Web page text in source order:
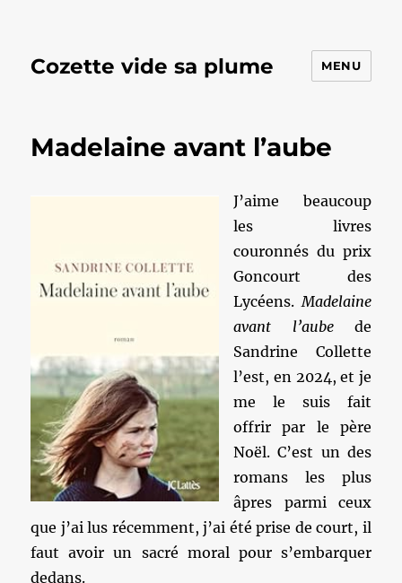
Cozette vide sa plume MENU
Madelaine avant l’aube
J’aime beaucoup
les livres
couronnés du prix
Goncourt des
Lycéens.Madelaine
avant l’aubede
Sandrine Collette
l’est, en 2024, et je
me le suis fait
offrir par le père
Noël. C’est un des
romans les plus
âpres parmi ceux
que j’ai lus récemment, j’ai été prise de court, il
faut avoir un sacré moral pour s’embarquer
dedans.